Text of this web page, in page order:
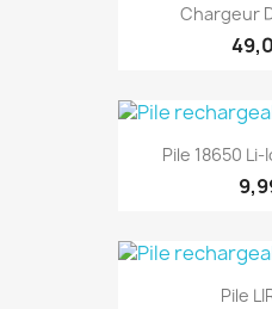
Chargeur
Pile 18650
Pile